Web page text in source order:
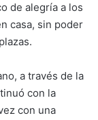
de alegría a los
casa, sin poder
a través de la
con la
con una